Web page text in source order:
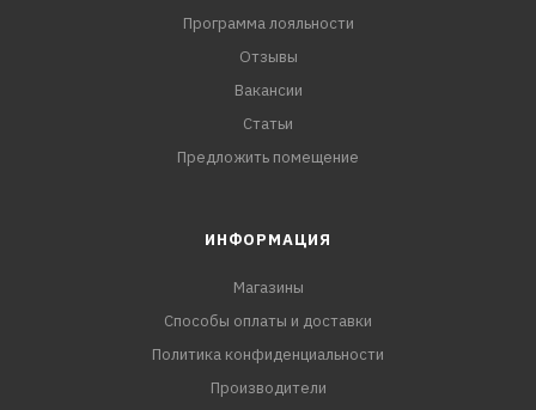
Программа лояльности
Отзывы
Вакансии
Статьи
Предложить помещение
ИНФОРМАЦИЯ
Магазины
Способы оплаты и доставки
Политика конфиденциальности
Производители